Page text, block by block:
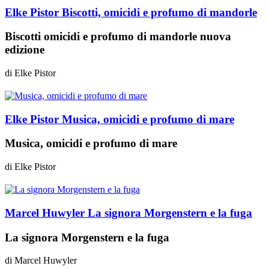
Elke Pistor Biscotti, omicidi e profumo di mandorle
Biscotti omicidi e profumo di mandorle nuova
edizione
di Elke Pistor
Elke Pistor Musica, omicidi e profumo di mare
Musica, omicidi e profumo di mare
di Elke Pistor
Marcel Huwyler La signora Morgenstern e la fuga
La signora Morgenstern e la fuga
di Marcel Huwyler